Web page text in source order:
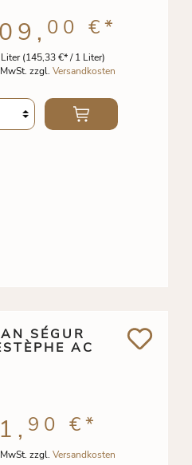
(145,33 €* / 1 Liter)
zzgl. Versandkosten
00 €*
SÉGUR
AC
zzgl. Versandkosten
90 €*